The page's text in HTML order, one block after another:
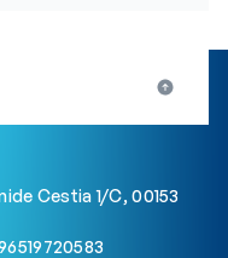
Cestia 1/C, 00153